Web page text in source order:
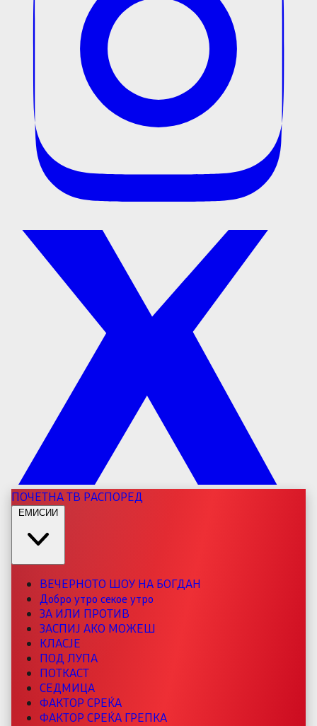
ПОЧЕТНАТВ РАСПОРЕД
ЕМИСИИ
ВЕЧЕРНОТО ШОУ НА БОГДАН
Добро утро секое утро
ЗА ИЛИ ПРОТИВ
ЗАСПИЈ АКО МОЖЕШ
КЛАСЈЕ
ПОД ЛУПА
ПОТКАСТ
СЕДМИЦА
ФАКТОР СРЕЌА
ФАКТОР СРЕЌА ГРЕПКА